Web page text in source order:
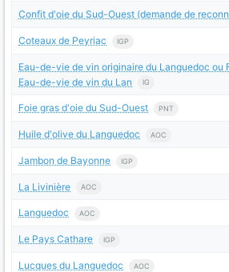
Confit d'oie du Sud-Ouest (demande de
Coteaux de Peyriac IGP
Eau-de-vie de vin originaire du Languedoc ou
Eau-de-vie de vin du Lan
IG
Foie gras d'oie du Sud-Ouest PNT
Huile d'olive du Languedoc AOC
Jambon de Bayonne IGP
La Livinière AOC
Languedoc AOC
Le Pays Cathare IGP
Lucques du Languedoc AOC